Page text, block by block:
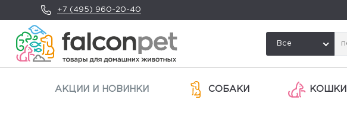
+7 (495) 960-20-40
Все
АКЦИИ И НОВИНКИ СОБАКИ КОШКИ